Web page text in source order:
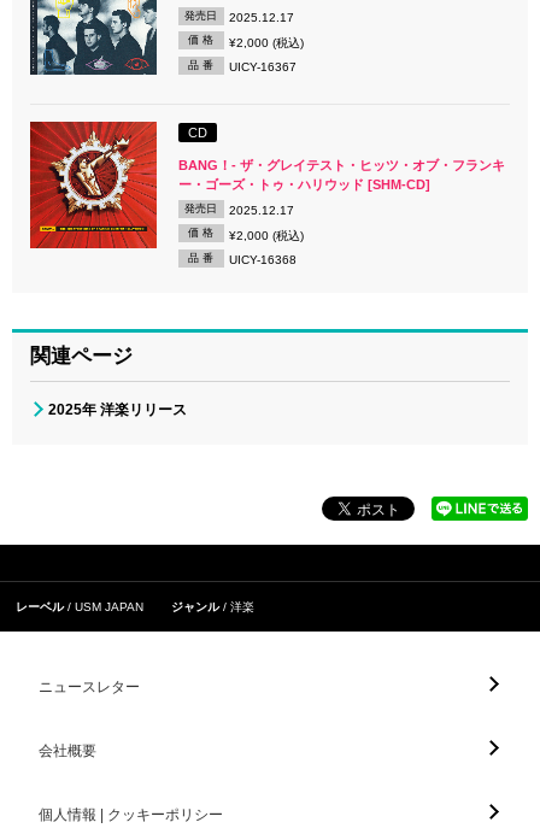
発売日 2025.12.17
価 格 ¥2,000 (税込)
品 番 UICY-16367
CD
BANG！- ザ・グレイテスト・ヒッツ・オブ・フランキ
ー・ゴーズ・トゥ・ハリウッド [SHM-CD]
発売日 2025.12.17
価 格 ¥2,000 (税込)
品 番 UICY-16368
関連ページ
2025年 洋楽リリース
レーベル USM JAPAN ジャンル 洋楽
ニュースレター
会社概要
個人情報 | クッキーポリシー